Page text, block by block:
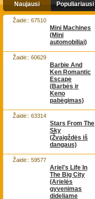
Naujausi Populiariausi
Mini Machines
(Mini
automobiliai)
Žaidė:: 67510
Barbie And
Ken Romantic
Escape
(Barbės ir
Keno
pabėgimas)
Žaidė:: 60629
Stars From The
Sky
(Žvaigždės iš
dangaus)
Žaidė:: 63314
Ariel's Life In
The Big City
(Arielės
gyvenimas
dideliame
Žaidė:: 59577